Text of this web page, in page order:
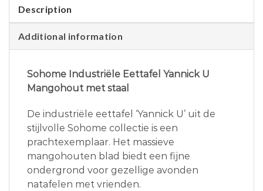
Description
Additional information
Sohome Industriële Eettafel Yannick U
Mangohout met staal
De industriële eettafel ‘Yannick U’ uit de
stijlvolle Sohome collectie is een
prachtexemplaar. Het massieve
mangohouten blad biedt een fijne
ondergrond voor gezellige avonden
natafelen met vrienden.